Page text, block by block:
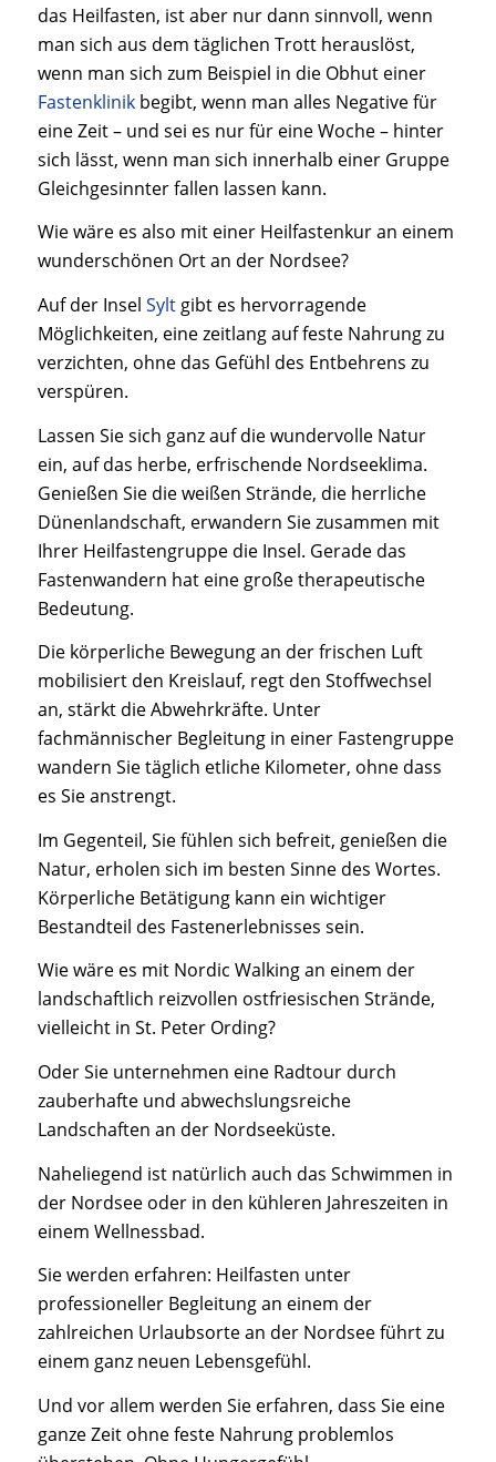
das Heilfasten, ist aber nur dann sinnvoll, wenn
man sich aus dem täglichen Trott herauslöst,
wenn man sich zum Beispiel in die Obhut einer
Fastenklinikbegibt, wenn man alles Negative für
eine Zeit – und sei es nur für eine Woche – hinter
sich lässt, wenn man sich innerhalb einer Gruppe
Gleichgesinnter fallen lassen kann.
Wie wäre es also mit einer Heilfastenkur an einem
wunderschönen Ort an der Nordsee?
Auf der Insel Syltgibt es hervorragende
Möglichkeiten, eine zeitlang auf feste Nahrung zu
verzichten, ohne das Gefühl des Entbehrens zu
verspüren.
Lassen Sie sich ganz auf die wundervolle Natur
ein, auf das herbe, erfrischende Nordseeklima.
Genießen Sie die weißen Strände, die herrliche
Dünenlandschaft, erwandern Sie zusammen mit
Ihrer Heilfastengruppe die Insel. Gerade das
Fastenwandern hat eine große therapeutische
Bedeutung.
Die körperliche Bewegung an der frischen Luft
mobilisiert den Kreislauf, regt den Stoffwechsel
an, stärkt die Abwehrkräfte. Unter
fachmännischer Begleitung in einer Fastengruppe
wandern Sie täglich etliche Kilometer, ohne dass
es Sie anstrengt.
Im Gegenteil, Sie fühlen sich befreit, genießen die
Natur, erholen sich im besten Sinne des Wortes.
Körperliche Betätigung kann ein wichtiger
Bestandteil des Fastenerlebnisses sein.
Wie wäre es mit Nordic Walking an einem der
landschaftlich reizvollen ostfriesischen Strände,
vielleicht in St. Peter Ording?
Oder Sie unternehmen eine Radtour durch
zauberhafte und abwechslungsreiche
Landschaften an der Nordseeküste.
Naheliegend ist natürlich auch das Schwimmen in
der Nordsee oder in den kühleren Jahreszeiten in
einem Wellnessbad.
Sie werden erfahren: Heilfasten unter
professioneller Begleitung an einem der
zahlreichen Urlaubsorte an der Nordsee führt zu
einem ganz neuen Lebensgefühl.
Und vor allem werden Sie erfahren, dass Sie eine
ganze Zeit ohne feste Nahrung problemlos